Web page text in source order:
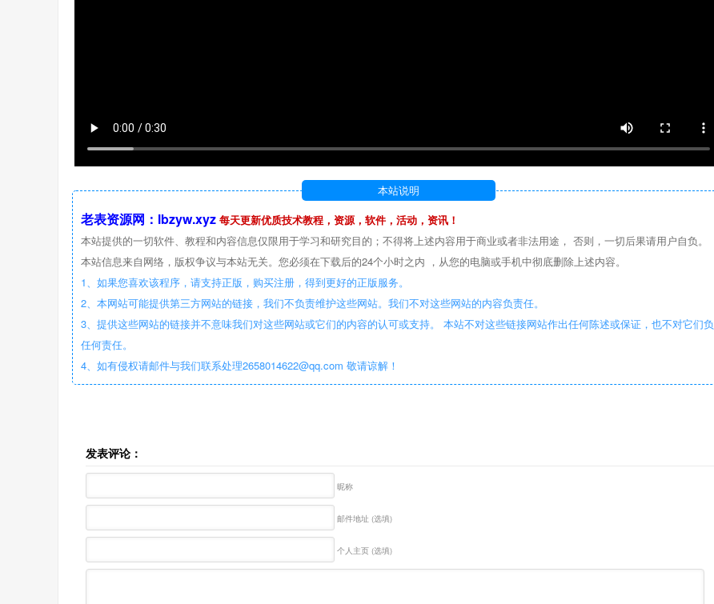
本站说明
老表资源网：lbzyw.xyz 每天更新优质技术教程，资源，软件，活动，资讯！
本站提供的一切软件、教程和内容信息仅限用于学习和研究目的；不得将上述内容用于商业或者非法用途， 否则，一切后果请用户自负。
本站信息来自网络，版权争议与本站无关。您必须在下载后的24个小时之内 ，从您的电脑或手机中彻底删除上述内容。
1、如果您喜欢该程序，请支持正版，购买注册，得到更好的正版服务。
2、本网站可能提供第三方网站的链接，我们不负责维护这些网站。我们不对这些网站的内容负责任。
3、提供这些网站的链接并不意味我们对这些网站或它们的内容的认可或支持。 本站不对这些链接网站作出任何陈述或保证，也不对它们负
任何责任。
4、如有侵权请邮件与我们联系处理2658014622@qq.com 敬请谅解！
发表评论：
昵称
邮件地址 (选填)
个人主页 (选填)